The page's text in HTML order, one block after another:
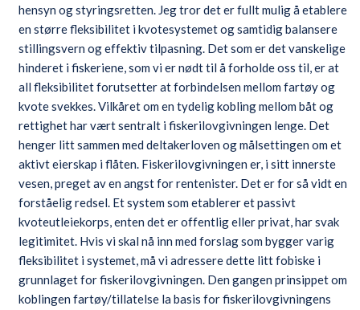
hensyn og styringsretten. Jeg tror det er fullt mulig å etablere
en større fleksibilitet i kvotesystemet og samtidig balansere
stillingsvern og effektiv tilpasning. Det som er det vanskelige
hinderet i fiskeriene, som vi er nødt til å forholde oss til, er at
all fleksibilitet forutsetter at forbindelsen mellom fartøy og
kvote svekkes. Vilkåret om en tydelig kobling mellom båt og
rettighet har vært sentralt i fiskerilovgivningen lenge. Det
henger litt sammen med deltakerloven og målsettingen om et
aktivt eierskap i flåten. Fiskerilovgivningen er, i sitt innerste
vesen, preget av en angst for rentenister. Det er for så vidt en
forståelig redsel. Et system som etablerer et passivt
kvoteutleiekorps, enten det er offentlig eller privat, har svak
legitimitet. Hvis vi skal nå inn med forslag som bygger varig
fleksibilitet i systemet, må vi adressere dette litt fobiske i
grunnlaget for fiskerilovgivningen. Den gangen prinsippet om
koblingen fartøy/tillatelse la basis for fiskerilovgivningens